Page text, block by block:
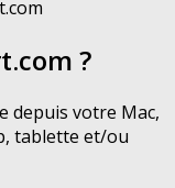
?
depuis votre Mac,
tablette et/ou